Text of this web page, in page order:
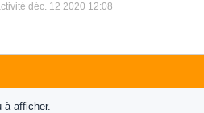
déc. 12 2020 12:08
à afficher.